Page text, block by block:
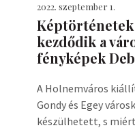
2022. szeptember 1.
kezdődik a
fényképek
A Holnemváros
Gondy és Egey
készülhetett, s